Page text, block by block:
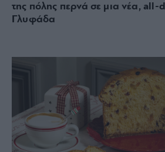
της πόλης περνά σε μια νέα, all-
Γλυφάδα